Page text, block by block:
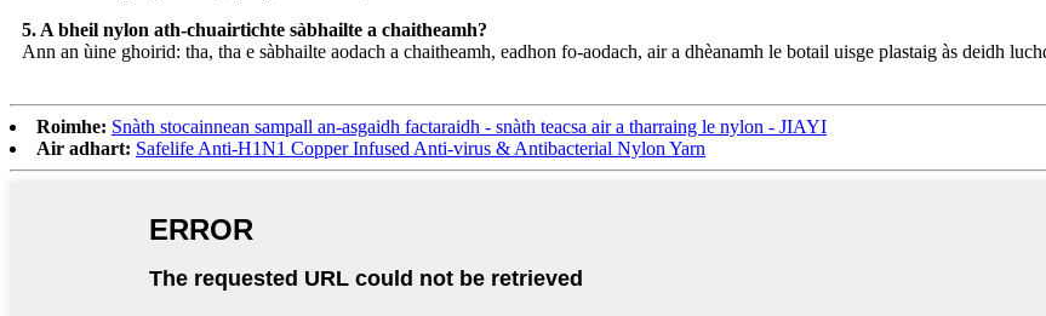
5. A bheil nylon ath-chuairtichte sàbhailte a chaitheamh?
Ann an ùine ghoirid: tha, tha e sàbhailte aodach a chaitheamh, eadhon fo-aodach, air a dhèanamh le botail uisge plastaig às deidh
Roimhe: Snàth stocainnean sampall an-asgaidh factaraidh - snàth teacsa air a tharraing le nylon - JIAYI
Air adhart: Safelife Anti-H1N1 Copper Infused Anti-virus & Antibacterial Nylon Yarn